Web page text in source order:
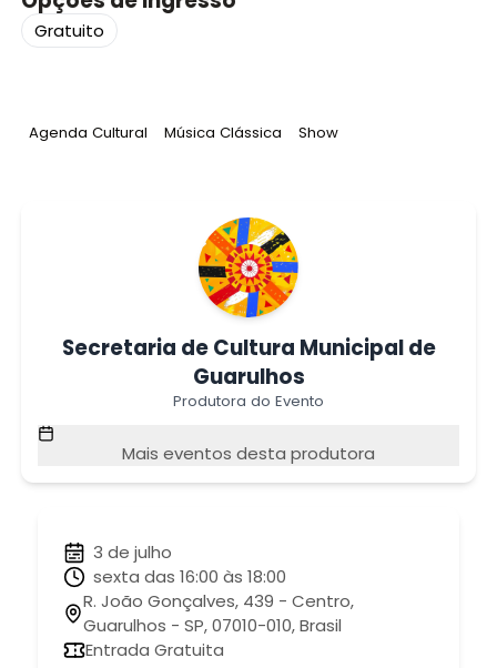
Gratuito
Tag:
Agenda Cultural Tag:
Música Clássica Tag:
Show
Secretaria de Cultura Municipal de
Guarulhos
Produtora do Evento
Mais eventos desta produtora
3 de julho
sexta das 16:00 às 18:00
R. João Gonçalves, 439 - Centro,
Guarulhos - SP, 07010-010, Brasil
Entrada Gratuita